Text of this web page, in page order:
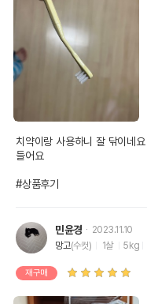
치약이랑 사용하니 잘 닦이네
들어요
#상품후기
민윤경
2023.11.10
망고(수컷) 1살 5kg
재구매